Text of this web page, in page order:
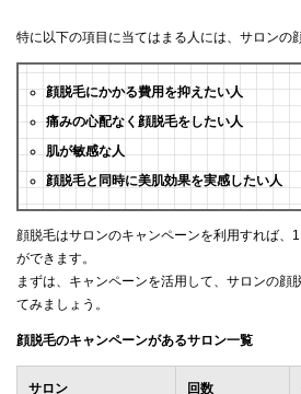
特に以下の項目に当てはまる人には、サロンの
顔脱毛にかかる費用を抑えたい人
痛みの心配なく顔脱毛をしたい人
肌が敏感な人
顔脱毛と同時に美肌効果を実感したい人
顔脱毛はサロンのキャンペーンを利用すれば、
ができます。
まずは、キャンペーンを活用して、サロンの顔
てみましょう。
顔脱毛のキャンペーンがあるサロン一覧
サロン 回数